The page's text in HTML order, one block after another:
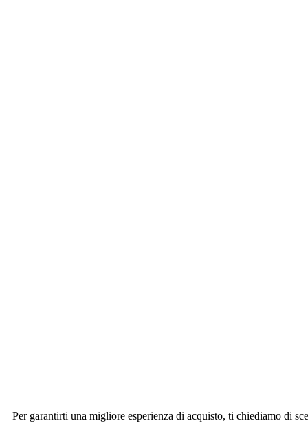
Per garantirti una migliore esperienza di acquisto, ti chiediamo di